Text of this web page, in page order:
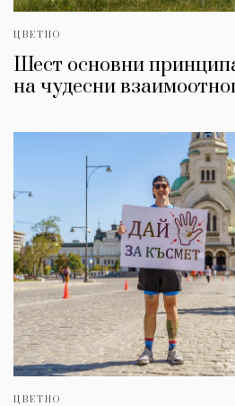
ЦВЕТНО
Шест основни
на чудесни
ЦВЕТНО